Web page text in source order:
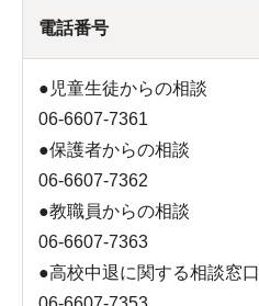
電話番号
●児童生徒からの相談
06-6607-7361
●保護者からの相談
06-6607-7362
●教職員からの相談
06-6607-7363
●高校中退に関する相談窓口